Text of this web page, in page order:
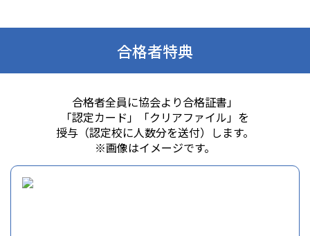
合格者特典
合格者全員に協会より合格証書」
「認定カード」「クリアファイル」を
授与（認定校に人数分を送付）します。
※画像はイメージです。